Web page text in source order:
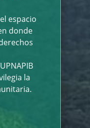
espacio
donde
la